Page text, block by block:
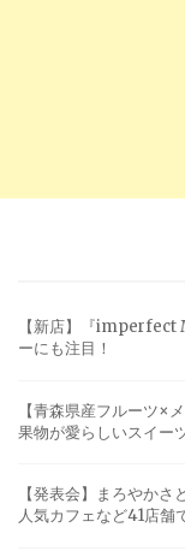
【新店】『imperfect
ーにも注目！
【青森県産フルーツ×
果物が愛らしいスイー
【発表会】まろやか
人気カフェなど41店舗